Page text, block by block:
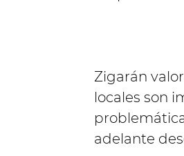
Zigarán
locales son
adelante